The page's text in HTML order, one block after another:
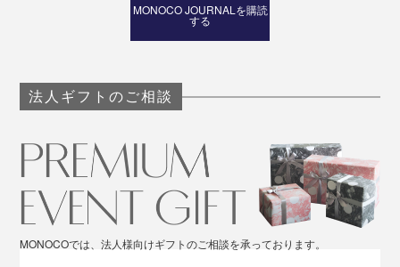
MONOCO JOURNALを購読
する
法人ギフトのご相談
MONOCOでは、法人様向けギフトのご相談を承っております。